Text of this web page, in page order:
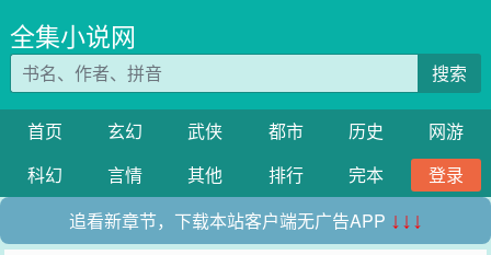
全集小说网
搜索
首页 玄幻 武侠 都市 历史
网游
科幻
言情 其他 排行 完本
登录
追看新章节，下载本站客户端无广告APP ↓↓↓